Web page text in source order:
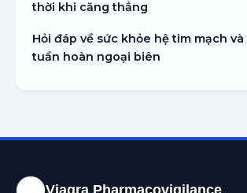
thời khi căng thẳng
Hỏi đáp về sức khỏe hệ tim mạch
tuần hoàn ngoại biên